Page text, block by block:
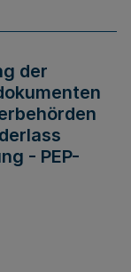
der
- PEP-